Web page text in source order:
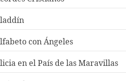
con Ángeles
en el País de las Maravillas